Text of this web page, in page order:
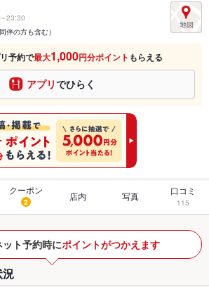
23:30
伴の方も含む）
予約で最大1,000円分ポイント もらえる
アプリでひらく
クーポン
2 店内 写真 口コミ
115
ト予約時にポイントがつかえます
況